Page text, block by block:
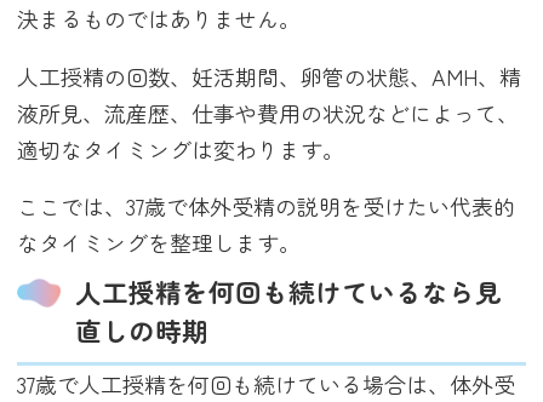
決まるものではありません。
人工授精の回数、妊活期間、卵管の状態、AMH、精
液所見、流産歴、仕事や費用の状況などによって、
適切なタイミングは変わります。
ここでは、37歳で体外受精の説明を受けたい代表的
なタイミングを整理します。
人工授精を何回も続けているなら見
直しの時期
37歳で人工授精を何回も続けている場合は、体外受